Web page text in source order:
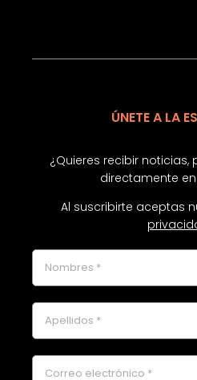
ÚNETE A LA
¿Quieres recibir
directamente
Al suscribirte aceptas